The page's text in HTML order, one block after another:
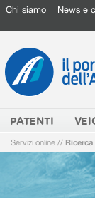
Chi siamo News e
PATENTI
Servizi online //